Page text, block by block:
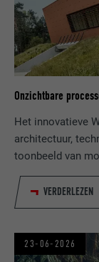
Onzichtbare
Het innovatieve
architectuur,
toonbeeld van
VERDERLEZEN
23-06-2026
NAAM
AANBIEDER
VERVALTIJD
NAAM
AANBIEDER